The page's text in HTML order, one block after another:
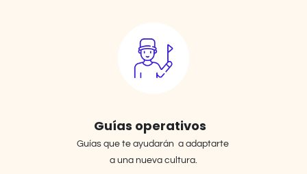
Guías operativos
Guías que te ayudarán a adaptarte
a una nueva cultura.